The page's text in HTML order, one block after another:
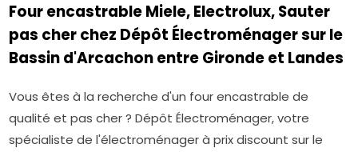
Four encastrable Miele, Electrolux, Sauter
pas cher chez Dépôt Électroménager sur le
Bassin d'Arcachon entre Gironde et Landes
Vous êtes à la recherche d'un four encastrable de
qualité et pas cher ? Dépôt Électroménager, votre
spécialiste de l'électroménager à prix discount sur le